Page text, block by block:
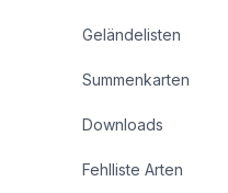
Geländelisten
Summenkarten
Downloads
Fehlliste Arten